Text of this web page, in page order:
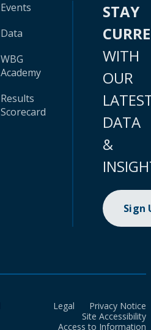
Events
Data
WBG
Academy
Results
Scorecard
STAY
WITH
OUR
DATA
&
Sign
Legal
Privacy Notice
Site Accessibility
Access to Information